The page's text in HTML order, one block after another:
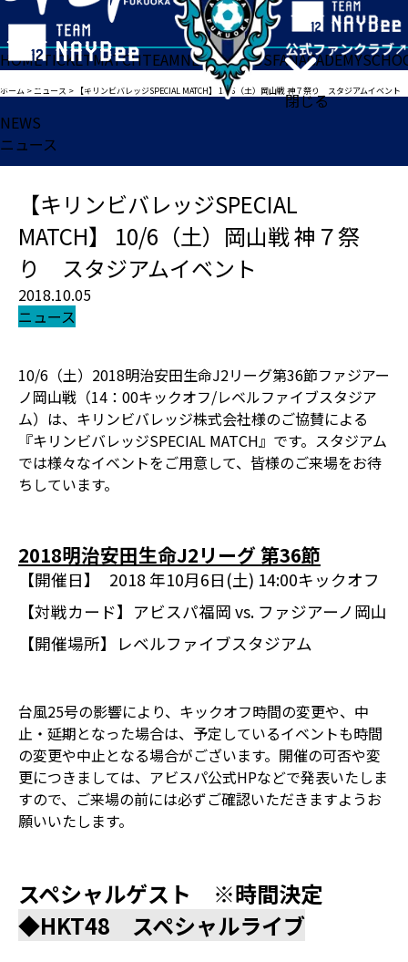
閉じる
HOMETICKETMATCHTEAMNEWSGOODSFANACADEMY
ホーム >ニュース > 【キリンビバレッジSPECIAL MATCH】 10/6（土）岡山戦 神７祭り スタジアムイベント
NEWS
ニュース
【キリンビバレッジSPECIAL
MATCH】 10/6（土）岡山戦 神７祭
り スタジアムイベント
2018.10.05
ニュース
10/6（土）2018明治安田生命J2リーグ第36節ファジアー
ノ岡山戦（14：00キックオフ/レベルファイブスタジア
ム）は、キリンビバレッジ株式会社様のご協賛による
『キリンビバレッジSPECIAL MATCH』です。スタジアム
では様々なイベントをご用意して、皆様のご来場をお待
ちしています。
2018明治安田生命J2リーグ 第36節
【開催日】
2018 年10月6日(土) 14:00キックオフ
【対戦カード】 アビスパ福岡 vs. ファジアーノ岡山
【開催場所】
レベルファイブスタジアム
台風25号の影響により、キックオフ時間の変更や、中
止・延期となった場合は、予定しているイベントも時間
の変更や中止となる場合がございます。開催の可否や変
更につきましては、アビスパ公式HPなどで発表いたしま
すので、ご来場の前には必ずご確認いただきますようお
願いいたします。
スペシャルゲスト ※時間決定
◆HKT48 スペシャルライブ